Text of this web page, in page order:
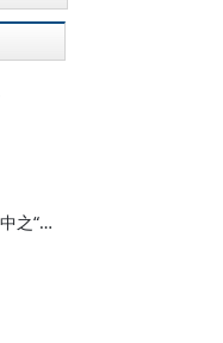
谢泳：试释陈寅恪诗《赠吴雨僧》中之“讵公”